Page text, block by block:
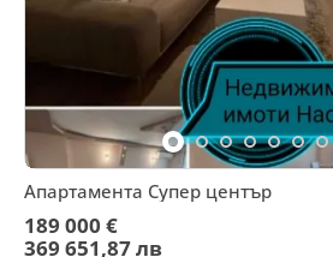
Апартамента Супер център
189 000 €
369 651,87 лв